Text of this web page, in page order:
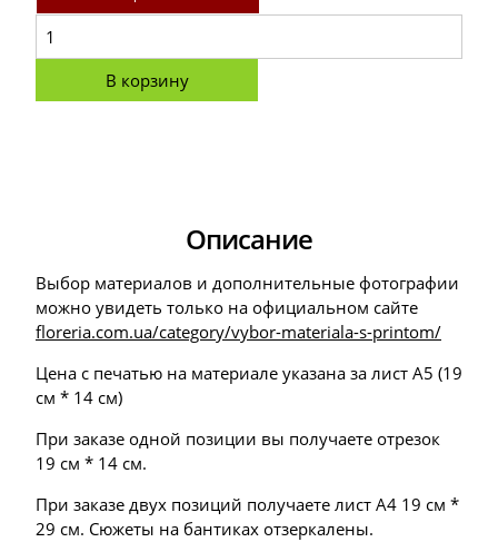
В корзину
Описание
Выбор материалов и дополнительные фотографии
можно увидеть только на официальном сайте
floreria.com.ua/category/vybor-materiala-s-printom/
Цена с печатью на материале указана за лист А5 (19
см * 14 см)
При заказе одной позиции вы получаете отрезок
19 см * 14 см.
При заказе двух позиций получаете лист А4 19 см *
29 см. Сюжеты на бантиках отзеркалены.